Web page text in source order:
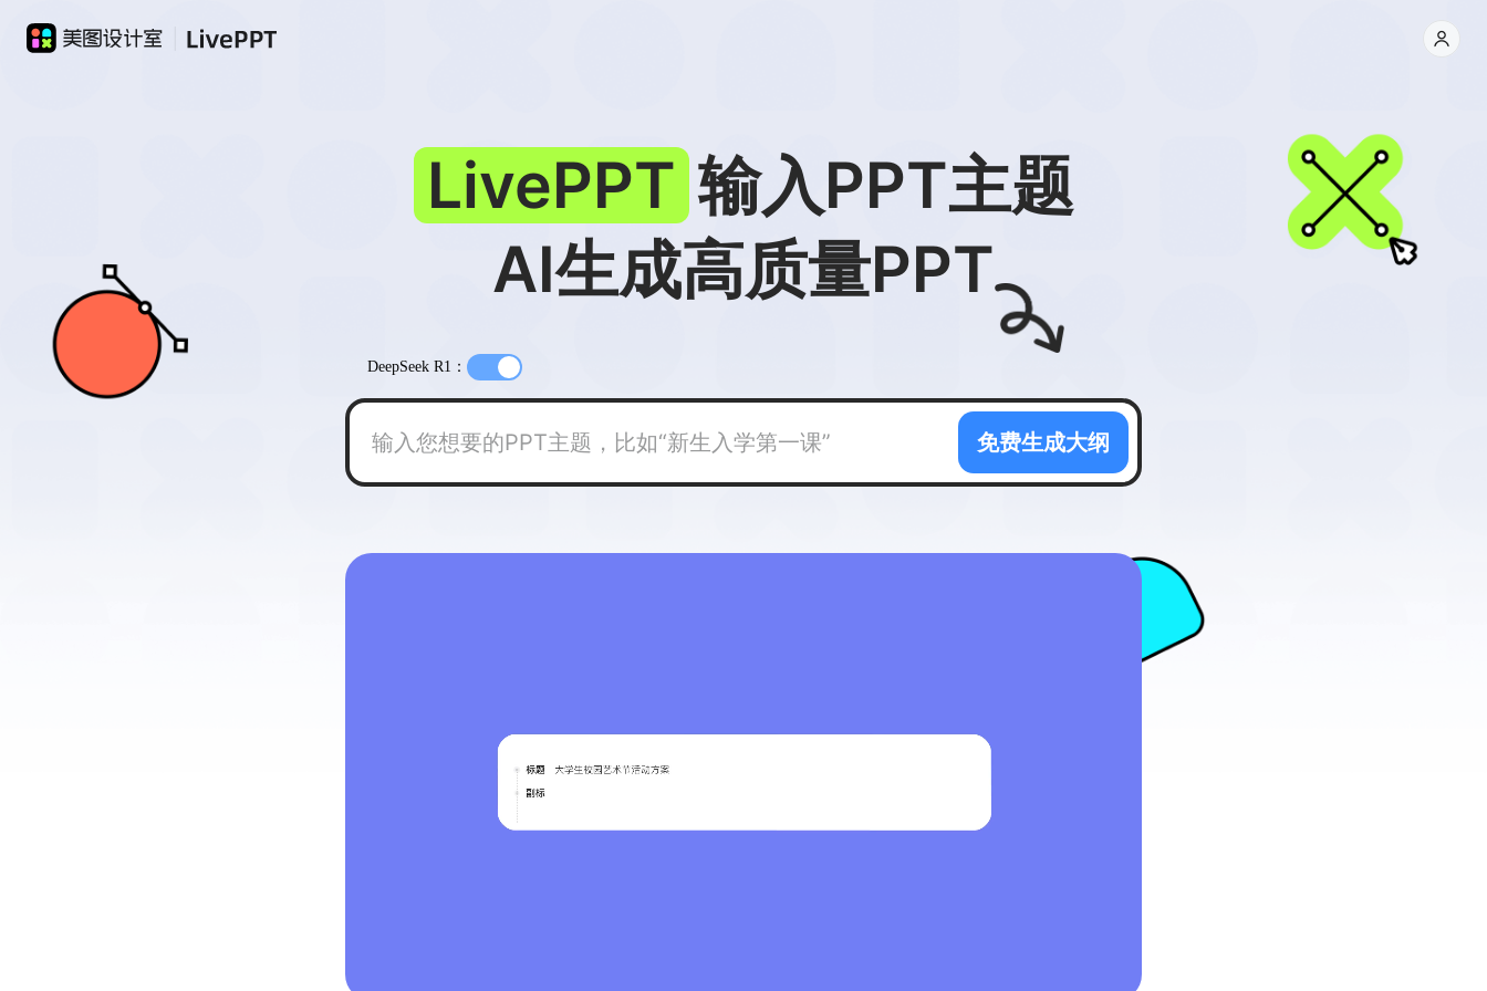
LivePPT 输入PPT主题
AI生成高质量PPT
DeepSeek R1：
免费生成大纲